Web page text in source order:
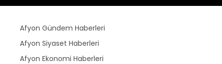
Afyon Gündem Haberleri
Afyon Siyaset Haberleri
Afyon Ekonomi Haberleri